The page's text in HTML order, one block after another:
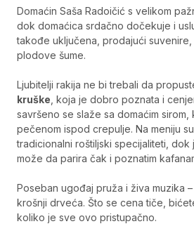
Domaćin Saša Radoičić s velikom
dok domaćica srdačno dočekuje i
takođe uključena, prodajući
plodove šume.
Ljubitelji rakija ne bi trebali da
kruške , koja je dobro poznata i
savršeno se slaže sa domaćim sirom,
pečenom ispod crepulje. Na meniju
tradicionalni roštiljski specijaliteti, dok
može da parira čak i poznatim
Poseban ugođaj pruža i živa muzika
krošnji drveća. Što se cena tiče,
koliko je sve ovo pristupačno.